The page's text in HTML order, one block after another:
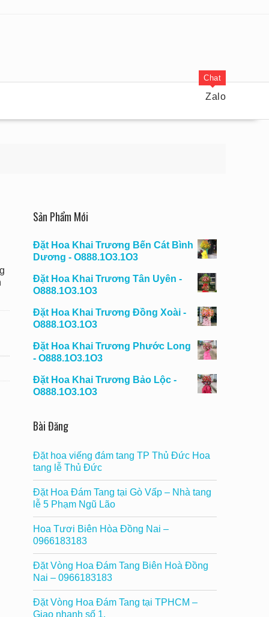
Chat
Zalo
Sản Phẩm Mới
Đặt Hoa Khai Trương Bến Cát Bình
Dương - O888.1O3.1O3
Đặt Hoa Khai Trương Tân Uyên -
O888.1O3.1O3
Đặt Hoa Khai Trương Đồng Xoài -
O888.1O3.1O3
Đặt Hoa Khai Trương Phước Long
- O888.1O3.1O3
Đặt Hoa Khai Trương Bảo Lộc -
O888.1O3.1O3
Bài Đăng
Đặt hoa viếng đám tang TP Thủ Đức Hoa
tang lễ Thủ Đức
Đặt Hoa Đám Tang tại Gò Vấp – Nhà tang
lễ 5 Phạm Ngũ Lão
Hoa Tươi Biên Hòa Đồng Nai –
0966183183
Đặt Vòng Hoa Đám Tang Biên Hoà Đồng
Nai – 0966183183
Đặt Vòng Hoa Đám Tang tại TPHCM –
Giao nhanh số 1.